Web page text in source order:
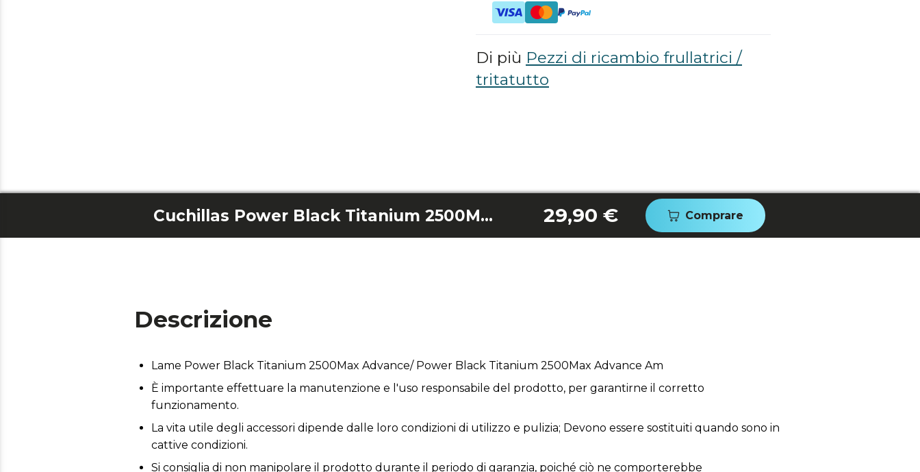
Di più Pezzi di ricambio frullatrici /
tritatutto
Cuchillas Power Black Titanium 2500Max Advance 29,90 € Comprare
Descrizione
Lame Power Black Titanium 2500Max Advance/ Power Black Titanium 2500Max Advance Am
È importante effettuare la manutenzione e l'uso responsabile del prodotto, per garantirne il corretto
funzionamento.
La vita utile degli accessori dipende dalle loro condizioni di utilizzo e pulizia; Devono essere sostituiti quando sono in
cattive condizioni.
Si consiglia di non manipolare il prodotto durante il periodo di garanzia, poiché ciò ne comporterebbe